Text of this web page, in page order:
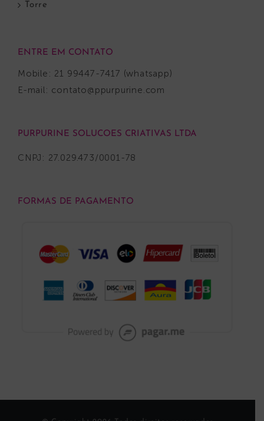
Torre
ENTRE EM CONTATO
Mobile: 21 99447-7417 (whatsapp)
E-mail: contato@ppurpurine.com
PURPURINE SOLUCOES CRIATIVAS LTDA
CNPJ: 27.029.473/0001-78
FORMAS DE PAGAMENTO